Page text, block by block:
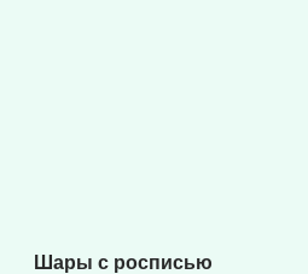
Шары с росписью